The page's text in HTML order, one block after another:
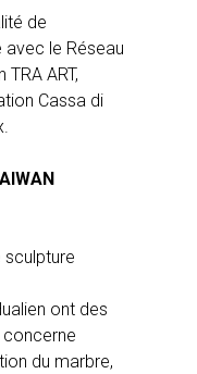
de
avec le Réseau
ART,
Cassa di
sculpture
ont des
du marbre,